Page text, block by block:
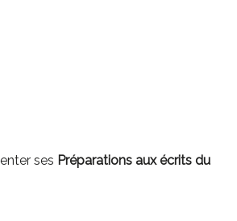
ses Préparations aux écrits du